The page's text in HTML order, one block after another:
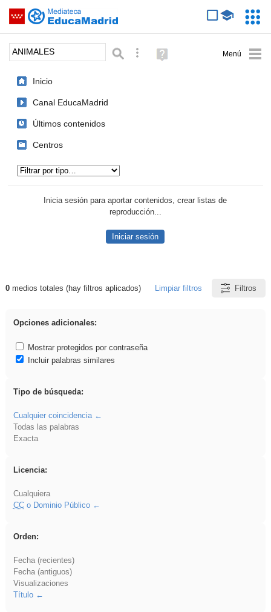
Saltar navegación
Palabra o frase: Búsqueda avanzada
Ayuda
(en
Inicio
Canal EducaMadrid
Últimos contenidos
Centros
Inicia sesión para aportar contenidos, crear listas de
reproducción...
Iniciar sesión
Resultados de: ANIMALES
0medios totales (hay filtros aplicados) Limpiar filtros Filtros
Opciones adicionales:
Mostrar protegidos por contraseña
Incluir palabras similares
Tipo de búsqueda:
Cualquier coincidencia
Todas las palabras
Exacta
Licencia:
Cualquiera
CCo Dominio Público
Orden:
Fecha (recientes)
Fecha (antiguos)
Visualizaciones
Título